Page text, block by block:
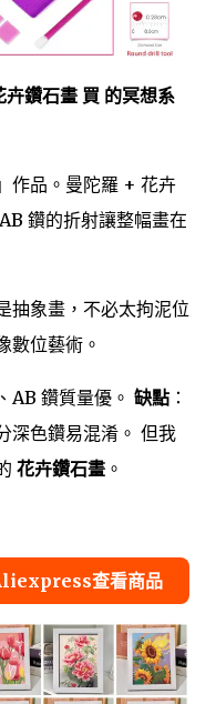
鑽石畫 買 的冥想系
作品。曼陀羅 + 花卉
鑽的折射讓整幅畫在
抽象畫，不必太拘泥位
數位藝術。
AB 鑽質量優。 缺點 ：
深色鑽易混淆。 但我
花卉鑽石畫 。
查看商品